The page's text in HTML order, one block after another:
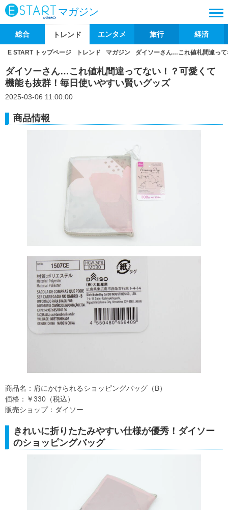
マガジン
総合 トレンド エンタメ 旅行 経済
E START トップページ トレンド マガジン ダイソーさん…これ値札間違っ
ダイソーさん…これ値札間違ってない！？可愛くて
機能も抜群！毎日使いやすい賢いグッズ
2025-03-06 11:00:00
商品情報
商品名：肩にかけられるショッピングバッグ（B）
価格：￥330（税込）
販売ショップ：ダイソー
きれいに折りたたみやすい仕様が優秀！ダイソー
のショッピングバッグ